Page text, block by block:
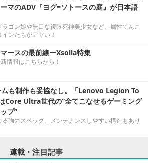
マのADV『ヨグ=ソトースの庭』が日本語
ラゴン娘や無口な複眼死神美少女など、属性てんこ
インたちがアツい！
ースの最前線ーXsolla特集
情報はこちらから！
も制作も妥協なし。「Lenovo Legion To
Core Ultra世代の“全てこなせるゲーミング
プ”
る強力スペック。メンテナンスしやすい構造もあり
連載・注目記事